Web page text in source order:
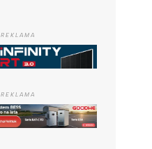
REKLAMA
REKLAMA